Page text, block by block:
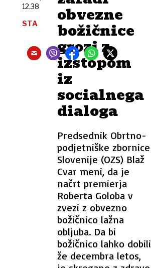
obvezne
božičnice
grozi z
izstopom
iz
socialnega
dialoga
Predsednik Obrtno-
podjetniške zbornice
Slovenije (OZS) Blaž
Cvar meni, da je
načrt premierja
Roberta Goloba v
zvezi z obvezno
božičnico lažna
obljuba. Da bi
božičnico lahko dobili
že decembra letos,
12.38
STA